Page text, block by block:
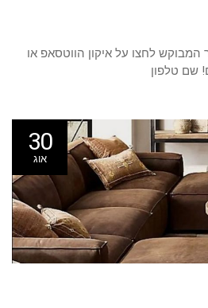
לחצו על איקון הווטסאפ או
שם טלפון
30
אוג